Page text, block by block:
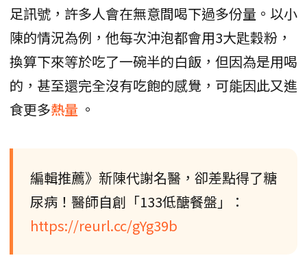
足訊號，許多人會在無意間喝下過多份量。以小
陳的情況為例，他每次沖泡都會用3大匙穀粉，
換算下來等於吃了一碗半的白飯，但因為是用喝
的，甚至還完全沒有吃飽的感覺，可能因此又進
食更多熱量 。
編輯推薦》新陳代謝名醫，卻差點得了糖
尿病！醫師自創「133低醣餐盤」：
https://reurl.cc/gYg39b